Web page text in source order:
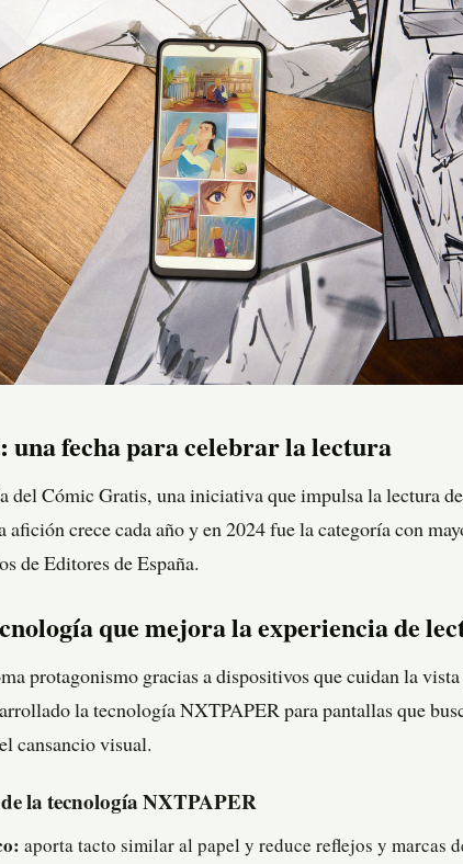
una fecha para celebrar la lectura
del Cómic Gratis, una iniciativa que impulsa la lectura
afición crece cada año y en 2024 fue la categoría con
de Editores de España.
que mejora la experiencia de
protagonismo gracias a dispositivos que cuidan la
la tecnología NXTPAPER para pantallas que
cansancio visual.
la tecnología NXTPAPER
aporta tacto similar al papel y reduce reflejos y marcas